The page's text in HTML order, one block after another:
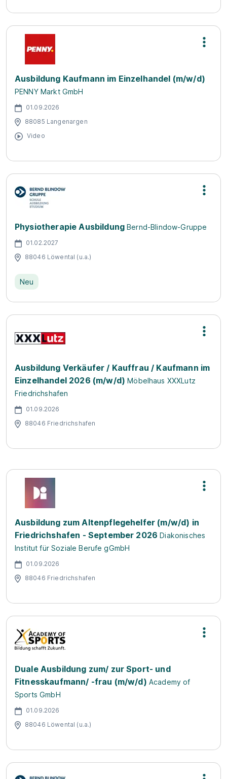
Ausbildung Kaufmann im Einzelhandel (m/w/d)
PENNY Markt GmbH
01.09.2026
88085 Langenargen
Video
Physiotherapie Ausbildung Bernd-Blindow-Gruppe
01.02.2027
88046 Löwental (u.a.)
Neu
Ausbildung Verkäufer / Kauffrau / Kaufmann im
Einzelhandel 2026 (m/w/d) Möbelhaus XXXLutz
Friedrichshafen
01.09.2026
88046 Friedrichshafen
Ausbildung zum Altenpflegehelfer (m/w/d) in
Friedrichshafen - September 2026 Diakonisches
Institut für Soziale Berufe gGmbH
01.09.2026
88046 Friedrichshafen
Duale Ausbildung zum/ zur Sport- und
Fitnesskaufmann/ -frau (m/w/d) Academy of
Sports GmbH
01.09.2026
88046 Löwental (u.a.)